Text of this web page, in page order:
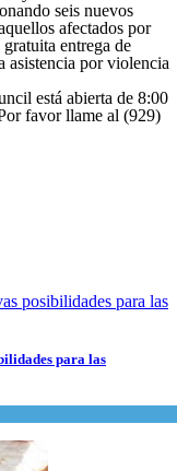
seis nuevos
afectados por
entrega de
asistencia por violencia
está abierta de 8:00
favor llame al (929)
para las